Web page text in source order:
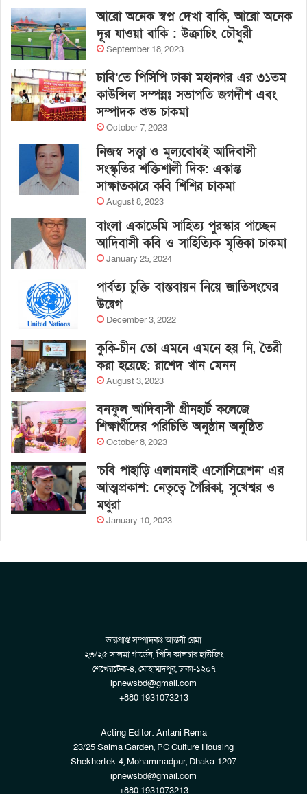
আরো অনেক স্বপ্ন দেখা বাকি, আরো অনেক
দূর যাওয়া বাকি : উক্রাচিং চৌধুরী
September 18, 2023
ঢাবি’তে পিসিপি ঢাকা মহানগর এর ৩১তম
কাউন্সিল সম্পন্নঃ সভাপতি জগদীশ এবং
সম্পাদক শুভ চাকমা
October 7, 2023
নিজস্ব সত্ত্বা ও মূল্যবোধই আদিবাসী
সংস্কৃতির শক্তিশালী দিক: একান্ত
সাক্ষাতকারে কবি শিশির চাকমা
August 8, 2023
বাংলা একাডেমি সাহিত্য পুরস্কার পাচ্ছেন
আদিবাসী কবি ও সাহিত্যিক মৃত্তিকা চাকমা
January 25, 2024
পার্বত্য চুক্তি বাস্তবায়ন নিয়ে জাতিসংঘের
উদ্বেগ
December 3, 2022
কুকি-চীন তো এমনে এমনে হয় নি, তৈরী
করা হয়েছে: রাশেদ খান মেনন
August 3, 2023
বনফুল আদিবাসী গ্রীনহার্ট কলেজে
শিক্ষার্থীদের পরিচিতি অনুষ্ঠান অনুষ্ঠিত
October 8, 2023
‘চবি পাহাড়ি এলামনাই এসোসিয়েশন’ এর
আত্মপ্রকাশ: নেতৃত্বে গৈরিকা, সুখেশ্বর ও
মথুরা
January 10, 2023
ভারপ্রাপ্ত সম্পাদকঃ আন্তনী রেমা
২৩/২৫ সালমা গার্ডেন, পিসি কালচার হাউজিং
শেখেরটেক-৪, মোহাম্মদপুর, ঢাকা-১২০৭
ipnewsbd@gmail.com
+880 1931073213
Acting Editor: Antani Rema
23/25 Salma Garden, PC Culture Housing
Shekhertek-4, Mohammadpur, Dhaka-1207
ipnewsbd@gmail.com
+880 1931073213